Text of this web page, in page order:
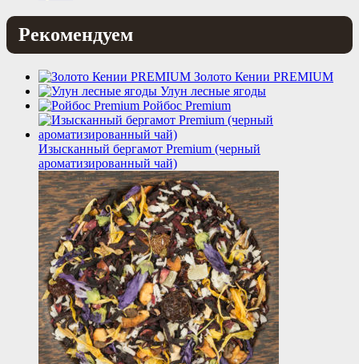
Рекомендуем
Золото Кении PREMIUM
Улун лесные ягоды
Ройбос Premium
Изысканный бергамот Premium (черный
ароматизированный чай)